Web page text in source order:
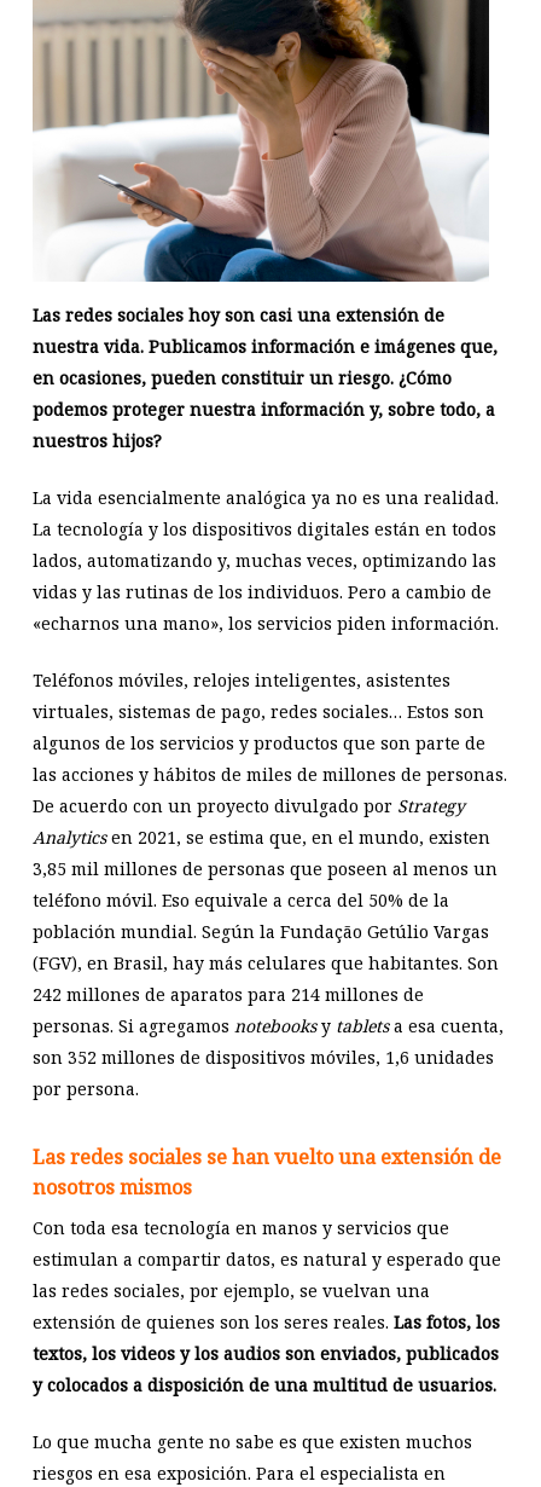
Las redes sociales hoy son casi una extensión de
nuestra vida. Publicamos información e imágenes que,
en ocasiones, pueden constituir un riesgo. ¿Cómo
podemos proteger nuestra información y, sobre todo, a
nuestros hijos?
La vida esencialmente analógica ya no es una realidad.
La tecnología y los dispositivos digitales están en todos
lados, automatizando y, muchas veces, optimizando las
vidas y las rutinas de los individuos. Pero a cambio de
«echarnos una mano», los servicios piden información.
Teléfonos móviles, relojes inteligentes, asistentes
virtuales, sistemas de pago, redes sociales… Estos son
algunos de los servicios y productos que son parte de
las acciones y hábitos de miles de millones de personas.
De acuerdo con un proyecto divulgado por Strategy
Analyticsen 2021, se estima que, en el mundo, existen
3,85 mil millones de personas que poseen al menos un
teléfono móvil. Eso equivale a cerca del 50% de la
población mundial. Según la Fundação Getúlio Vargas
(FGV), en Brasil, hay más celulares que habitantes. Son
242 millones de aparatos para 214 millones de
personas. Si agregamos notebooksy tabletsa esa cuenta,
son 352 millones de dispositivos móviles, 1,6 unidades
por persona.
Las redes sociales se han vuelto una extensión de
nosotros mismos
Con toda esa tecnología en manos y servicios que
estimulan a compartir datos, es natural y esperado que
las redes sociales, por ejemplo, se vuelvan una
extensión de quienes son los seres reales. Las fotos, los
textos, los videos y los audios son enviados, publicados
y colocados a disposición de una multitud de usuarios.
Lo que mucha gente no sabe es que existen muchos
riesgos en esa exposición. Para el especialista en